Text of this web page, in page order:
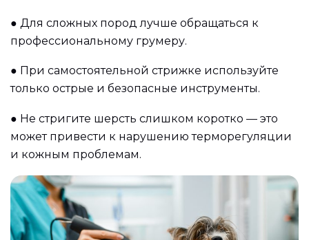
● Для сложных пород лучше обращаться к
профессиональному грумеру.
● При самостоятельной стрижке используйте
только острые и безопасные инструменты.
● Не стригите шерсть слишком коротко — это
может привести к нарушению терморегуляции
и кожным проблемам.